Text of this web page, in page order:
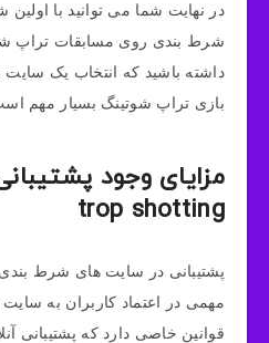
در نهایت شما می توانید با
شرط بندی روی مسابقات تراپ
داشته باشید که انتخاب یک
بازی تراپ شوتینگ بسیار مهم
مزایای وجود
trop shotting
پشتیبانی در سایت های شرط
مهمی در اعتماد کاربران به
قوانین خاصی دارد که پشتیبانی